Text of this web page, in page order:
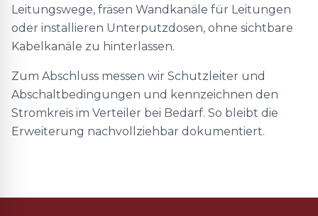
Leitungswege, fräsen Wandkanäle für Leitungen
oder installieren Unterputzdosen, ohne sichtbare
Kabelkanäle zu hinterlassen.
Zum Abschluss messen wir Schutzleiter und
Abschaltbedingungen und kennzeichnen den
Stromkreis im Verteiler bei Bedarf. So bleibt die
Erweiterung nachvollziehbar dokumentiert.